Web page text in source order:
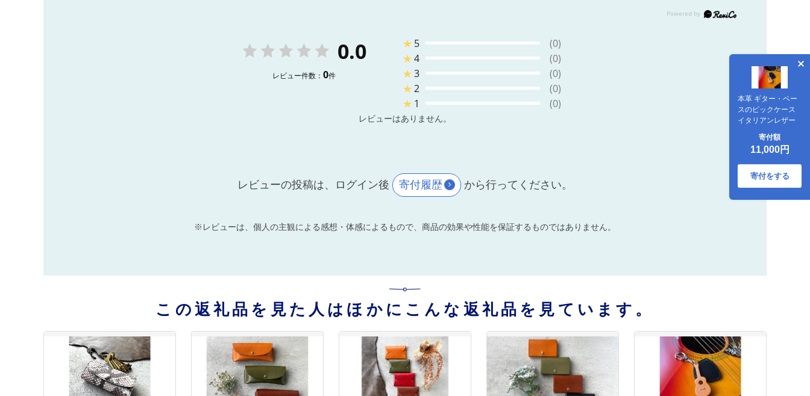
本革 ギター・ベー
スのピックケース
イタリアンレザー
寄付額
11,000円
寄付をする
0.0
レビュー件数： 0件
★ 5
(0)
★4
(0)
★3
(0)
★2
(0)
★ 1 (0)
レビューはありません。
レビューの投稿は、ログイン後 寄付履歴 から行ってください。
※レビューは、個人の主観による感想・体感によるもので、商品の効果や性能を保証するものではありません。
この返礼品を見た人はほかにこんな返礼品を見ています。